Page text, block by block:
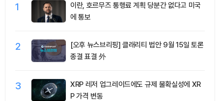
1
이란, 호르무즈 통행료 계획 당분간 없다고 미국
에 통보
2
[오후 뉴스브리핑] 클래리티 법안 9월 15일 토론
종결 표결 外
3
XRP 레저 업그레이드에도 규제 불확실성에 XR
P 가격 변동